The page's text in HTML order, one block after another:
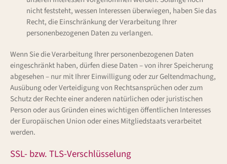
nicht feststeht, wessen Interessen überwiegen, haben Sie das
Recht, die Einschränkung der Verarbeitung Ihrer
personenbezogenen Daten zu verlangen.
Wenn Sie die Verarbeitung Ihrer personenbezogenen Daten
eingeschränkt haben, dürfen diese Daten – von ihrer Speicherung
abgesehen – nur mit Ihrer Einwilligung oder zur Geltendmachung,
Ausübung oder Verteidigung von Rechtsansprüchen oder zum
Schutz der Rechte einer anderen natürlichen oder juristischen
Person oder aus Gründen eines wichtigen öffentlichen Interesses
der Europäischen Union oder eines Mitgliedstaats verarbeitet
werden.
SSL- bzw. TLS-Verschlüsselung